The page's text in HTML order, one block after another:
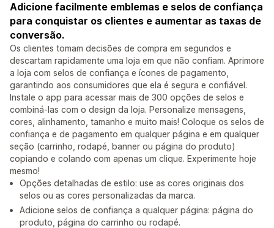
Adicione facilmente emblemas e selos de confiança
para conquistar os clientes e aumentar as taxas de
conversão.
Os clientes tomam decisões de compra em segundos e
descartam rapidamente uma loja em que não confiam. Aprimore
a loja com selos de confiança e ícones de pagamento,
garantindo aos consumidores que ela é segura e confiável.
Instale o app para acessar mais de 300 opções de selos e
combiná-las com o design da loja. Personalize mensagens,
cores, alinhamento, tamanho e muito mais! Coloque os selos de
confiança e de pagamento em qualquer página e em qualquer
seção (carrinho, rodapé, banner ou página do produto)
copiando e colando com apenas um clique. Experimente hoje
mesmo!
Opções detalhadas de estilo: use as cores originais dos
selos ou as cores personalizadas da marca.
Adicione selos de confiança a qualquer página: página do
produto, página do carrinho ou rodapé.